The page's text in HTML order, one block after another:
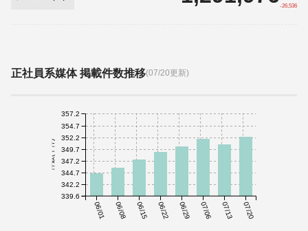
-26,536
正社員系媒体 掲載件数推移(07/20更新)
06/01 06/08 06/15 06/22 06/29 07/06 07/13 07/20
件数(千件)
339.6
342.2
344.7
347.2
349.7
352.2
354.7
357.2